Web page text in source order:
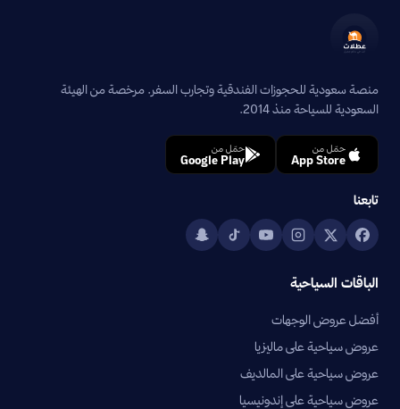
منصة سعودية للحجوزات الفندقية وتجارب السفر. مرخصة من الهيئة
السعودية للسياحة منذ 2014.
حمّل من
App Store
حمّل من
Google Play
تابعنا
الباقات السياحية
أفضل عروض الوجهات
عروض سياحية على ماليزيا
عروض سياحية على المالديف
عروض سياحية على إندونيسيا